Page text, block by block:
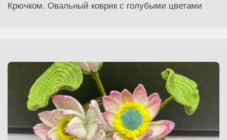
Крючком. Овальный коврик с голубыми цветами